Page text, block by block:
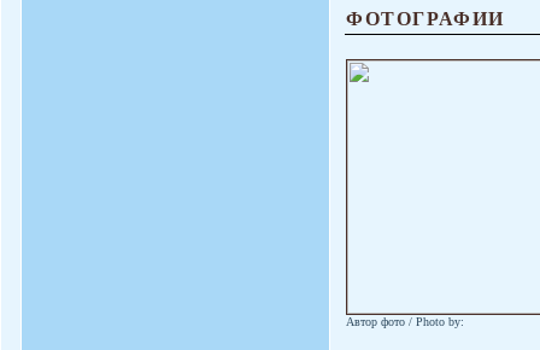
ФОТОГРАФИИ
Автор фото / Photo by: